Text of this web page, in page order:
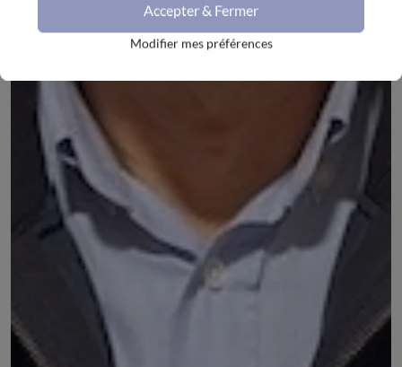
Louis MASSON
Membre de l'UNAPL 63
Accepter & Fermer
Modifier mes préférences